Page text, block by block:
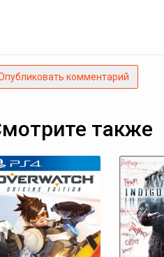
комментарий
также